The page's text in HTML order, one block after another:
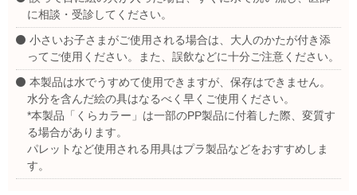
に相談・受診してください。
小さいお子さまがご使用される場合は、大人のかたが付き添
ってご使用ください。また、誤飲などに十分ご注意ください。
本製品は水でうすめて使用できますが、保存はできません。
水分を含んだ絵の具はなるべく早くご使用ください。
*本製品「くらカラー」は一部のPP製品に付着した際、変質す
る場合があります。
パレットなど使用される用具はプラ製品などをおすすめしま
す。